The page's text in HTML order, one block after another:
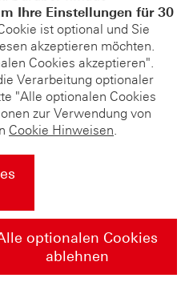
Ihre Einstellungen für 30
ist optional und Sie
akzeptieren möchten.
Cookies akzeptieren".
Verarbeitung optionaler
"Alle optionalen Cookies
zur Verwendung von
Cookie Hinweisen.
optionalen Cookies
ablehnen